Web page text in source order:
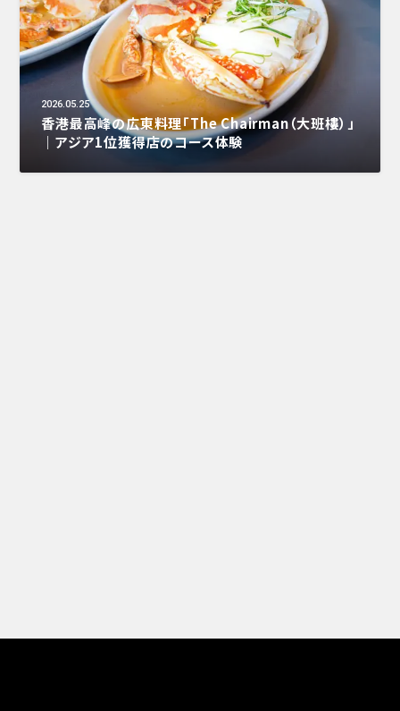
2026.05.25
香港最高峰の広東料理「The Chairman（大班樓）」
｜アジア1位獲得店のコース体験